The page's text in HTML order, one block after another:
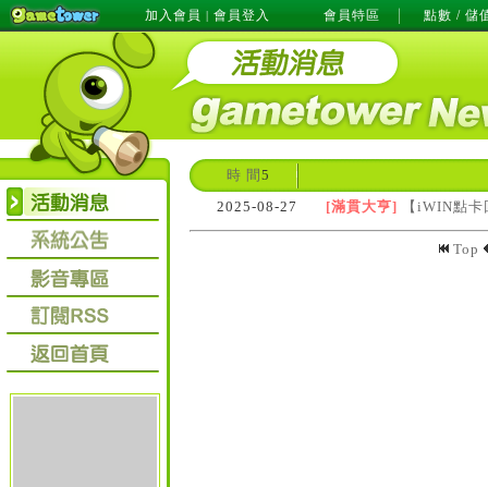
加入會員 | 會員登入 會員特區 點數 / 儲
時 間 5
2025-08-27
[滿貫大亨] 【iWIN點
Top